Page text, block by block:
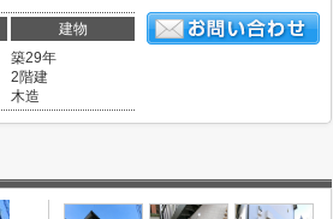
建物
築29年
2階建
木造